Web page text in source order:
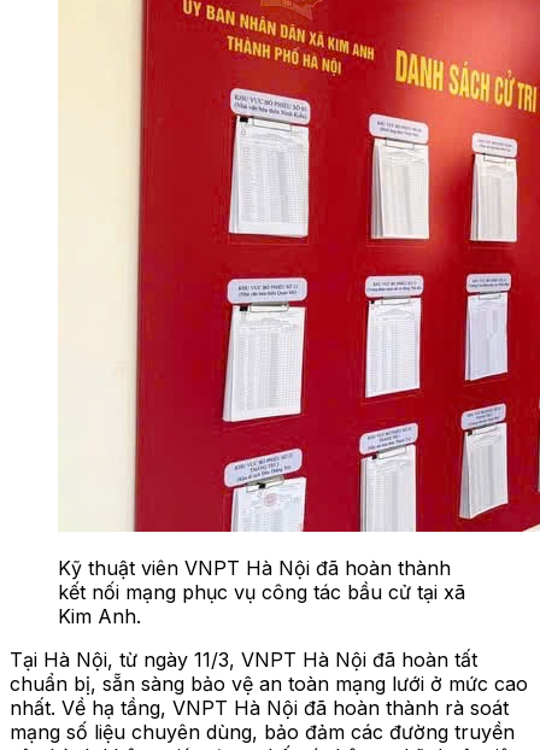
Kỹ thuật viên VNPT Hà Nội đã hoàn thành
kết nối mạng phục vụ công tác bầu cử tại xã
Kim Anh.
Tại Hà Nội, từ ngày 11/3, VNPT Hà Nội đã hoàn tất
chuẩn bị, sẵn sàng bảo vệ an toàn mạng lưới ở mức cao
nhất. Về hạ tầng, VNPT Hà Nội đã hoàn thành rà soát
mạng số liệu chuyên dùng, bảo đảm các đường truyền